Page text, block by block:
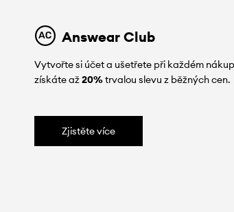
Answear Club
Vytvořte si účet a ušetřete při každém
získáte až20%trvalou slevu z běžných cen.
Zjistěte více